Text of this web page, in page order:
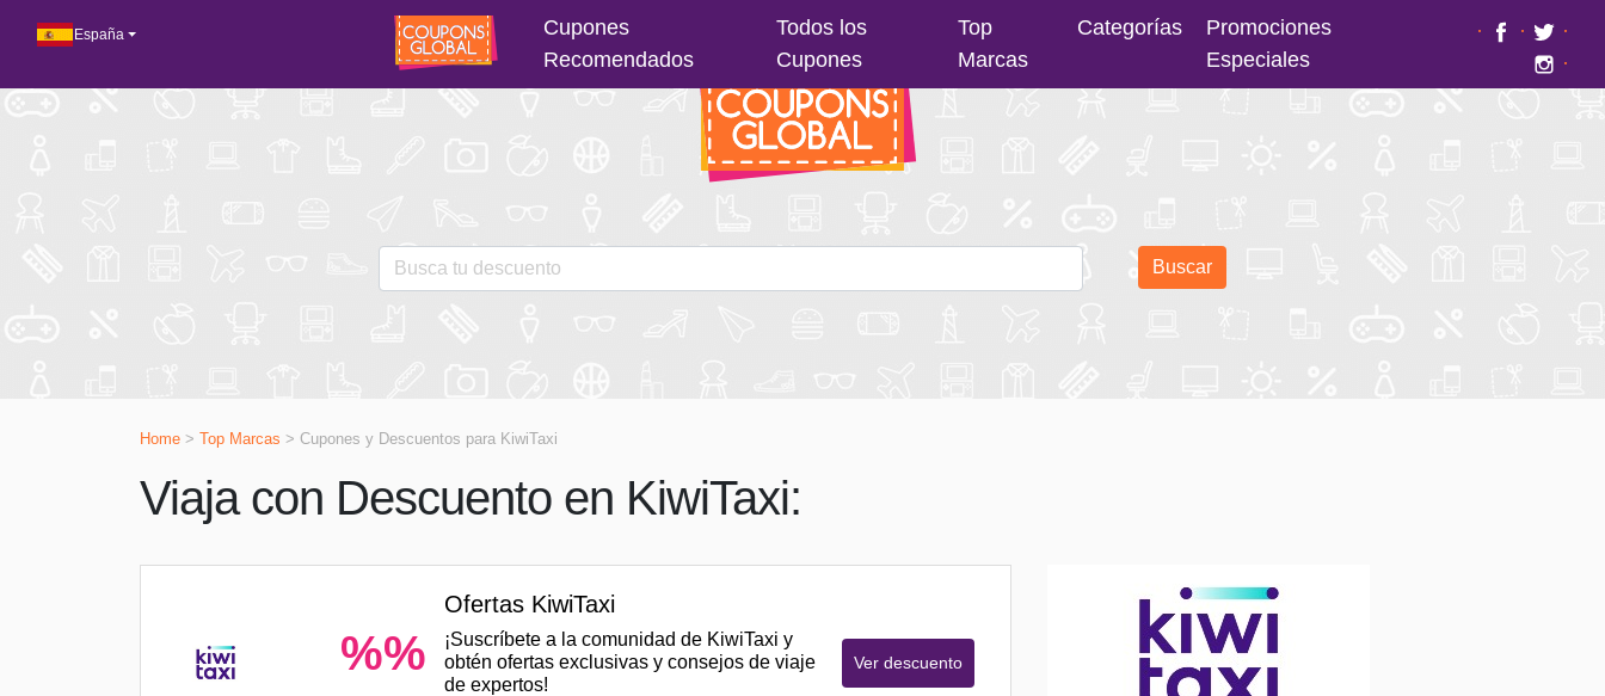
España
Cupones
Recomendados
Todos los
Cupones
Top
Marcas
Categorías
Promociones
Especiales
· ·
·
·
Buscar
Home > Top Marcas > Cupones y Descuentos para KiwiTaxi
Viaja con Descuento en KiwiTaxi:
%%
Ofertas KiwiTaxi
¡Suscríbete a la comunidad de KiwiTaxi y
obtén ofertas exclusivas y consejos de viaje
de expertos!
Ver descuento